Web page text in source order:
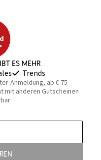
es mehr
Trends
Anmeldung, ab € 75
mit anderen Gutscheinen